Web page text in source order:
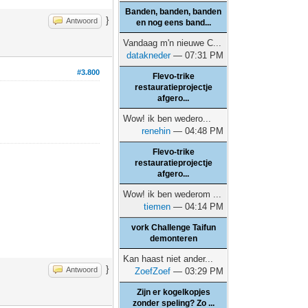
Antwoord }
#3.800
Antwoord }
Banden, banden, banden
en nog eens band...
Vandaag m'n nieuwe C...
datakneder— 07:31 PM
Flevo-trike
restauratieprojectje
afgero...
Wow! ik ben wedero...
renehin — 04:48 PM
Flevo-trike
restauratieprojectje
afgero...
Wow! ik ben wederom ...
tiemen — 04:14 PM
vork Challenge Taifun
demonteren
Kan haast niet ander...
ZoefZoef — 03:29 PM
Zijn er kogelkopjes
zonder speling? Zo ...